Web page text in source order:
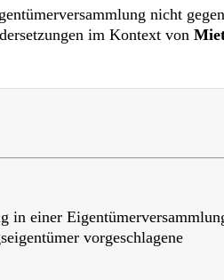
nicht
im Kontext von
in einer
vorgeschlagene